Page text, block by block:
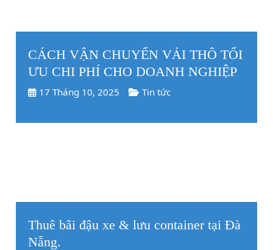
CÁCH VẬN CHUYỂN VẢI THÔ TỐI
ƯU CHI PHÍ CHO DOANH NGHIỆP
17 Tháng 10, 2025 Tin tức
Thuê bãi đậu xe & lưu container tại Đà
Nẵng.